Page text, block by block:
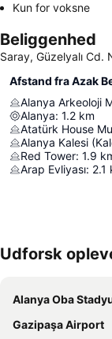
Kun for voksne
Beliggenhed
Saray, Güzelyalı
Afstand fra Azak
Alanya Arkeoloji
Alanya: 1.2 km
Atatürk House
Alanya Kalesi
Red Tower: 1.9
Arap Evliyası: 2.1
Udforsk
Alanya Oba
Gazipaşa Airport